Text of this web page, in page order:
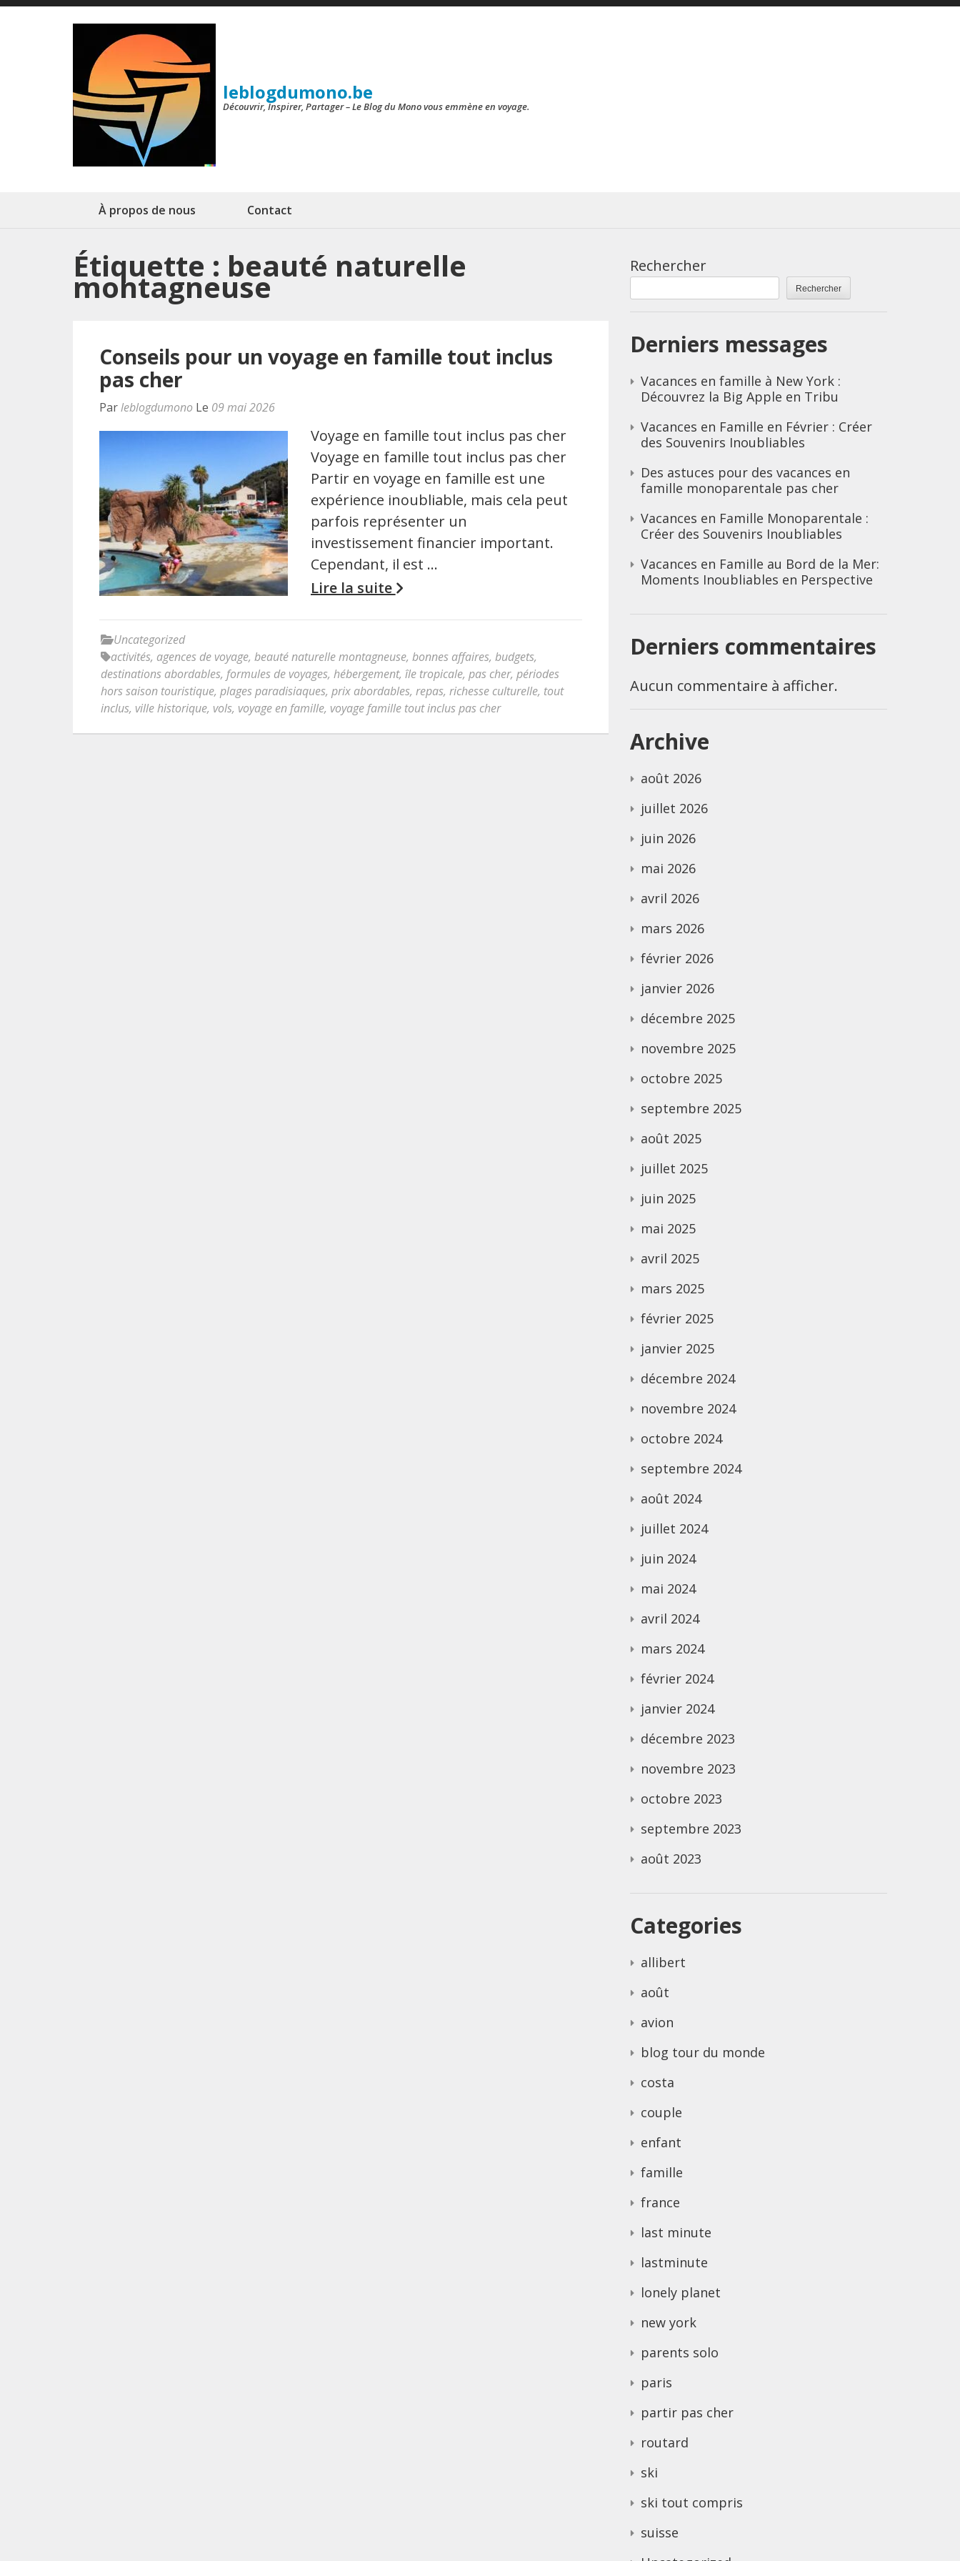
Aller
leblogdumono.be
Découvrir, Inspirer, Partager – Le Blog du Mono vous emmène en voyage.
À propos de nous Contact
Étiquette : beauté naturelle
montagneuse
Conseils pour un voyage en famille tout inclus
pas cher
Parleblogdumono Le 09 mai 2026
Voyage en famille tout inclus pas cher
Voyage en famille tout inclus pas cher
Partir en voyage en famille est une
expérience inoubliable, mais cela peut
parfois représenter un
investissement financier important.
Cependant, il est …
Lire la suite
Uncategorized
activités, agences de voyage, beauté naturelle montagneuse, bonnes affaires, budgets,
destinations abordables, formules de voyages, hébergement, île tropicale, pas cher, périodes
hors saison touristique, plages paradisiaques, prix abordables, repas, richesse culturelle, tout
inclus, ville historique, vols, voyage en famille, voyage famille tout inclus pas cher
Rechercher
Rechercher
Derniers messages
Vacances en famille à New York :
Découvrez la Big Apple en Tribu
Vacances en Famille en Février : Créer
des Souvenirs Inoubliables
Des astuces pour des vacances en
famille monoparentale pas cher
Vacances en Famille Monoparentale :
Créer des Souvenirs Inoubliables
Vacances en Famille au Bord de la Mer:
Moments Inoubliables en Perspective
Derniers commentaires
Aucun commentaire à afficher.
Archive
août 2026
juillet 2026
juin 2026
mai 2026
avril 2026
mars 2026
février 2026
janvier 2026
décembre 2025
novembre 2025
octobre 2025
septembre 2025
août 2025
juillet 2025
juin 2025
mai 2025
avril 2025
mars 2025
février 2025
janvier 2025
décembre 2024
novembre 2024
octobre 2024
septembre 2024
août 2024
juillet 2024
juin 2024
mai 2024
avril 2024
mars 2024
février 2024
janvier 2024
décembre 2023
novembre 2023
octobre 2023
septembre 2023
août 2023
Categories
allibert
août
avion
blog tour du monde
costa
couple
enfant
famille
france
last minute
lastminute
lonely planet
new york
parents solo
paris
partir pas cher
routard
ski
ski tout compris
suisse